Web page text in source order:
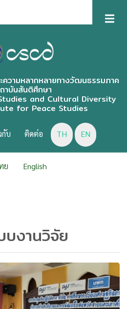
วามหลากหลายทางวัฒนธรรมภาค
าบันสันติศึกษา
and Cultural Diversity
for Peace Studies
กับ ติดต่อ TH EN
ย English
งานวิจัย